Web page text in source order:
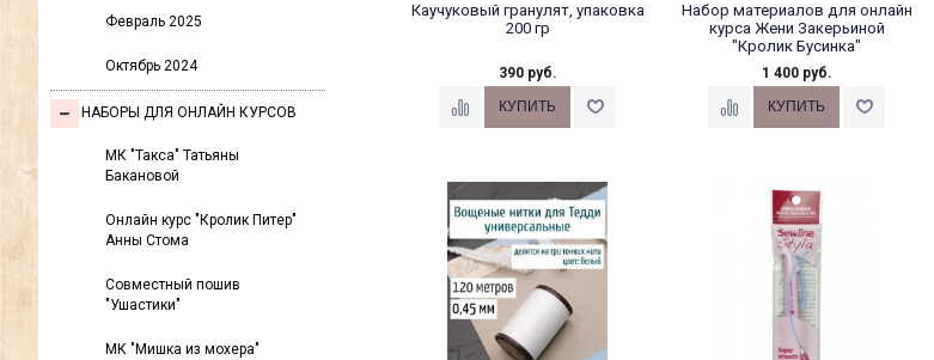
Февраль 2025
Октябрь 2024
НАБОРЫ ДЛЯ ОНЛАЙН КУРСОВ
МК "Такса" Татьяны
Бакановой
Онлайн курс "Кролик Питер"
Анны Стома
Совместный пошив
"Ушастики"
МК "Мишка из мохера"
Каучуковый гранулят, упаковка
200 гр
390 руб.
Набор материалов для онлайн
курса Жени Закерьиной
"Кролик Бусинка"
Кролик в Платье с
1 400 руб.